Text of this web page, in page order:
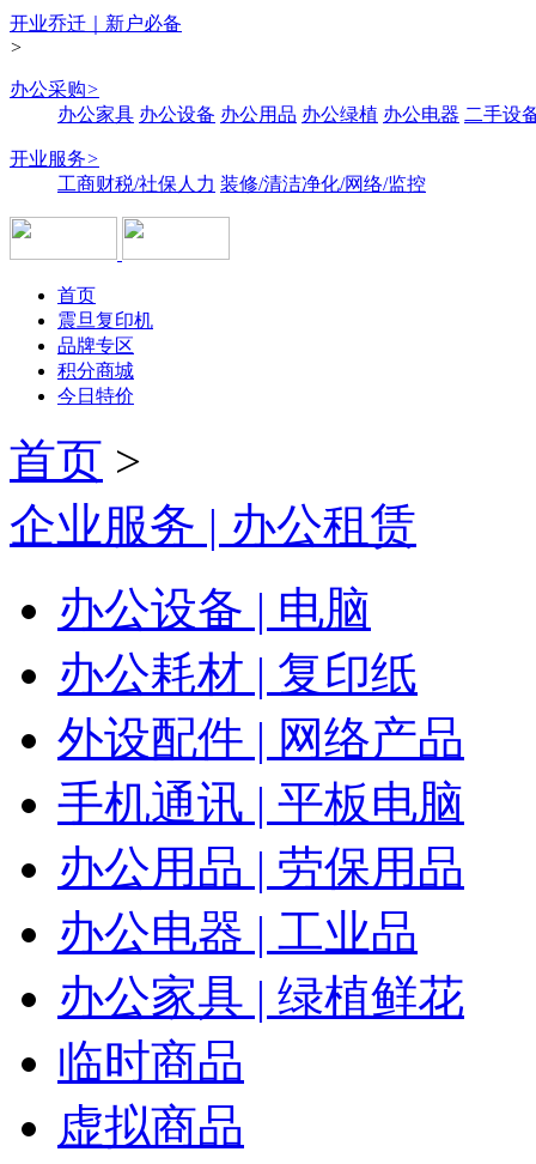
开业乔迁｜新户必备
>
办公采购>
办公家具 办公设备 办公用品 办公绿植 办公电器 二手设
开业服务>
工商财税/社保人力 装修/清洁净化/网络/监控
首页
震旦复印机
品牌专区
积分商城
今日特价
首页 >
企业服务 | 办公租赁
办公设备 | 电脑
办公耗材 | 复印纸
外设配件 | 网络产品
手机通讯 | 平板电脑
办公用品 | 劳保用品
办公电器 | 工业品
办公家具 | 绿植鲜花
临时商品
虚拟商品